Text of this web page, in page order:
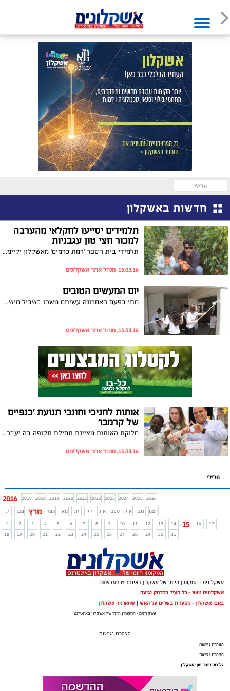
פלילי
חדשות באשקלון
תלמידים יסייעו לחקלאי מהערבה
למכור חצי טון עגבניות
תלמידי בית הספר 'רמת כרמים' מאשקלון יקיימו ביום חמישי הקרוב יריד עגבניות, שכל הכנסותיו יועברו לחקלאי שגידל אותן, אך לא עמד בעלויות הקטיף והשיווק שלהן
15.03.16, מנהל אתר אשקלונים
יום המעשים הטובים
מתי בפעם האחרונה עשיתם משהו בשביל מישהו? 'יום המעשים הטובים' יצוין היום (שלישי) בבכל הארץ וגם באשקלון ויהווה הזדמנות מצוינת לעשייה התנדבותית ומספקת למען הקהילה
15.03.16, מנהל אתר אשקלונים
אותות לחניכי וחונכי תנועת 'כנפיים
של קרמבו'
חלוקת האותות מציינת תחילת תקופה בה יעברו החניכים והחונכים את מערך 'מורשת' בנושא הערכים שמובילים את התנועה - שייכות, יכולת, חברות, אהבה וציונות
15.03.16, מנהל אתר אשקלונים
פלילי
2016 2017 2018 2019 2020 2021 2022 2023 2024 2025 2026
ינו
פבר מרץ אפר מאי יונ יול אוג ספט אוק נוב
דצמ
1
2 3 4 5 6 7 8 9 10 11 12 13 14 15 16
17
18
19 20 21 22 23 24 25 26 27 28 29 30 31
אשקלונים - המקומון היומי של אשקלון באינטרנט מאז 2005
אשקלונים טאצ - כל העיר במרחק נגיעה
באבו אשקלון - מסעדת בשרים על האש | שווארמה אשקלון
אשקלונים - המקומון היומי של אשקלון באינטרנט
הצהרת נגישות
הצהרת נגישות
הצהרת נגישות
גלובוס סנטר חוף אשקלון